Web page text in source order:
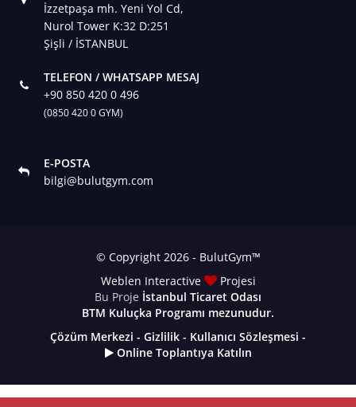
İzzetpaşa mh. Yeni Yol Cd,
Nurol Tower K:32 D:251
Şişli / İSTANBUL
TELEFON / WHATSAPP MESAJ
+90 850 420 0 496
(0850 420 0 GYM)
E-POSTA
bilgi@bulutgym.com
© Copyright 2026 - BulutGym™
Weblen Interactive
Projesi
Bu Proje İstanbul Ticaret Odası
BTM Kuluçka Programı mezunudur.
Çözüm Merkezi - Gizlilik - Kullanıcı Sözleşmesi -
Online Toplantıya Katılın